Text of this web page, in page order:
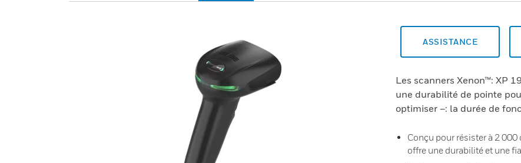
ASSISTANCE
Les scanners Xenon™: XP
une durabilité de pointe
optimiser –: la durée de
Conçu pour résister à 2 000
offre une durabilité et une